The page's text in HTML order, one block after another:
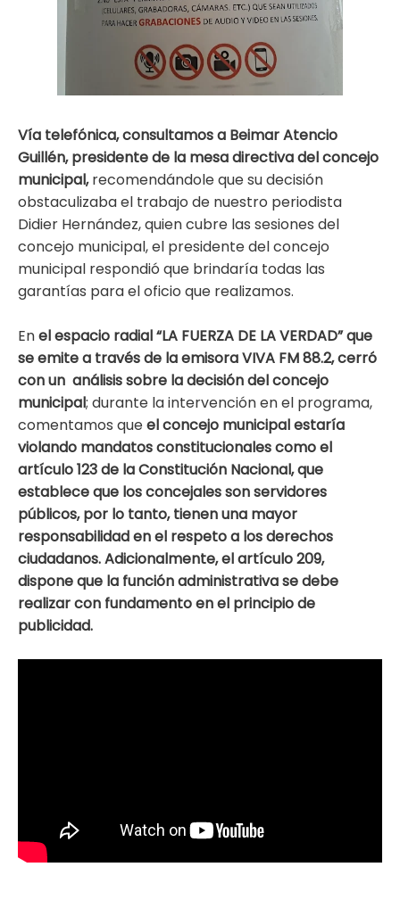
Vía telefónica, consultamos a Beimar Atencio
Guillén, presidente de la mesa directiva del concejo
municipal,recomendándole que su decisión
obstaculizaba el trabajo de nuestro periodista
Didier Hernández, quien cubre las sesiones del
concejo municipal, el presidente del concejo
municipal respondió que brindaría todas las
garantías para el oficio que realizamos.
Enel espacio radial “LA FUERZA DE LA VERDAD” que
se emite a través de la emisora VIVA FM 88.2, cerró
con un análisis sobre la decisión del concejo
municipal; durante la intervención en el programa,
comentamos queel concejo municipal estaría
violando mandatos constitucionales como el
artículo 123 de la Constitución Nacional, que
establece que los concejales son servidores
públicos, por lo tanto, tienen una mayor
responsabilidad en el respeto a los derechos
ciudadanos. Adicionalmente, el artículo 209,
dispone que la función administrativa se debe
realizar con fundamento en el principio de
publicidad.